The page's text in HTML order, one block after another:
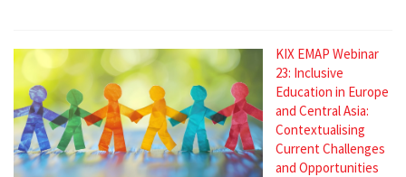
KIX EMAP Webinar
23: Inclusive
Education in Europe
and Central Asia:
Contextualising
Current Challenges
and Opportunities